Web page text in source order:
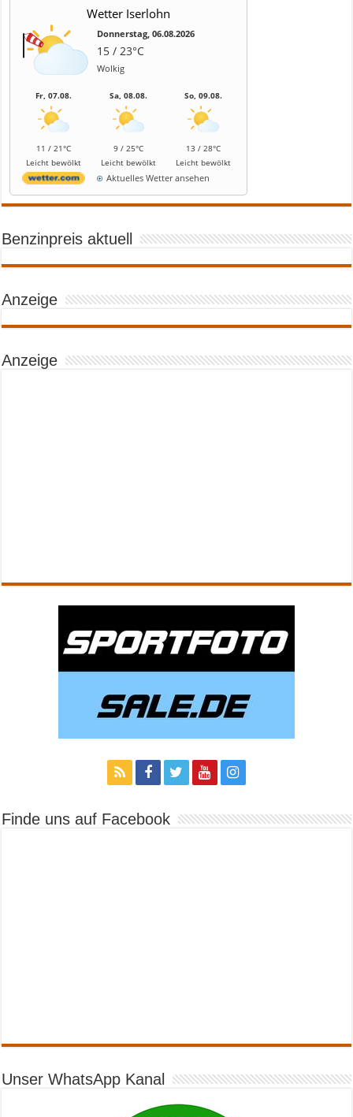
Wetter Iserlohn
Donnerstag, 06.08.2026
15 / 23°C
Wolkig
Fr, 07.08.
11 / 21°C
Leicht bewölkt
Sa, 08.08.
9 / 25°C
Leicht bewölkt
So, 09.08.
13 / 28°C
Leicht bewölkt
Aktuelles Wetter ansehen
Benzinpreis aktuell
Anzeige
Anzeige
Finde uns auf Facebook
Unser WhatsApp Kanal